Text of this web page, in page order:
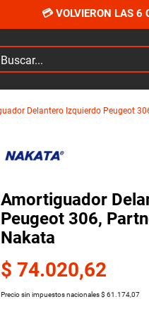
💳 VOLVIERON LAS 6
Delantero Izquierdo Peugeot
Amortiguador
Peugeot 306,
Nakata
$ 74.020,62
Precio sin impuestos nacionales$ 61 174,07